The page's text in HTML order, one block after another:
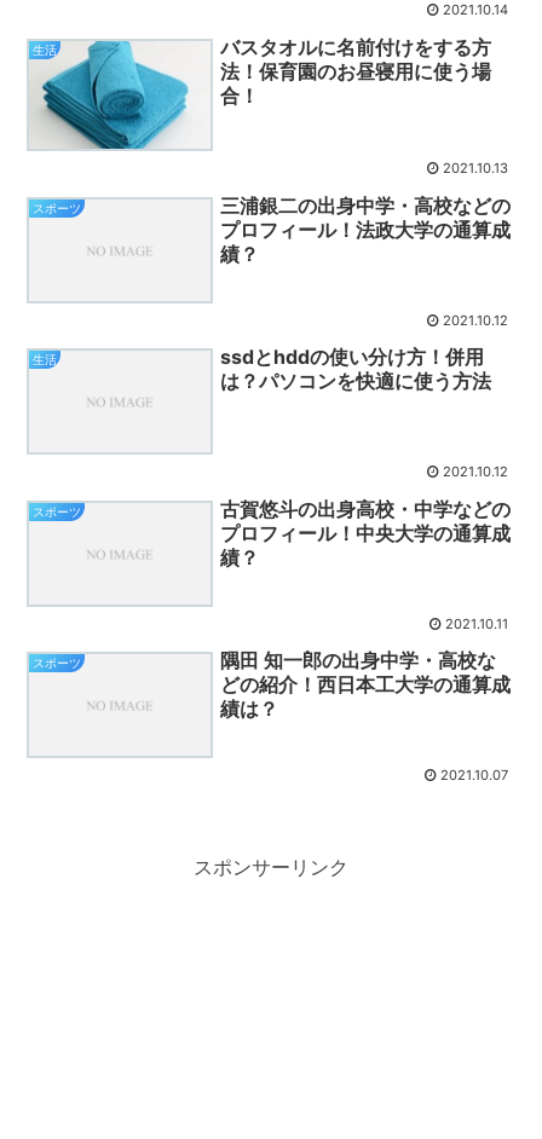
2021.10.14
生活
バスタオルに名前付けをする方
法！保育園のお昼寝用に使う場
合！
2021.10.13
スポーツ
三浦銀二の出身中学・高校などの
プロフィール！法政大学の通算成
績？
2021.10.12
生活
ssdとhddの使い分け方！併用
は？パソコンを快適に使う方法
2021.10.12
スポーツ
古賀悠斗の出身高校・中学などの
プロフィール！中央大学の通算成
績？
2021.10.11
スポーツ
隅田 知一郎の出身中学・高校な
どの紹介！西日本工大学の通算成
績は？
2021.10.07
スポンサーリンク